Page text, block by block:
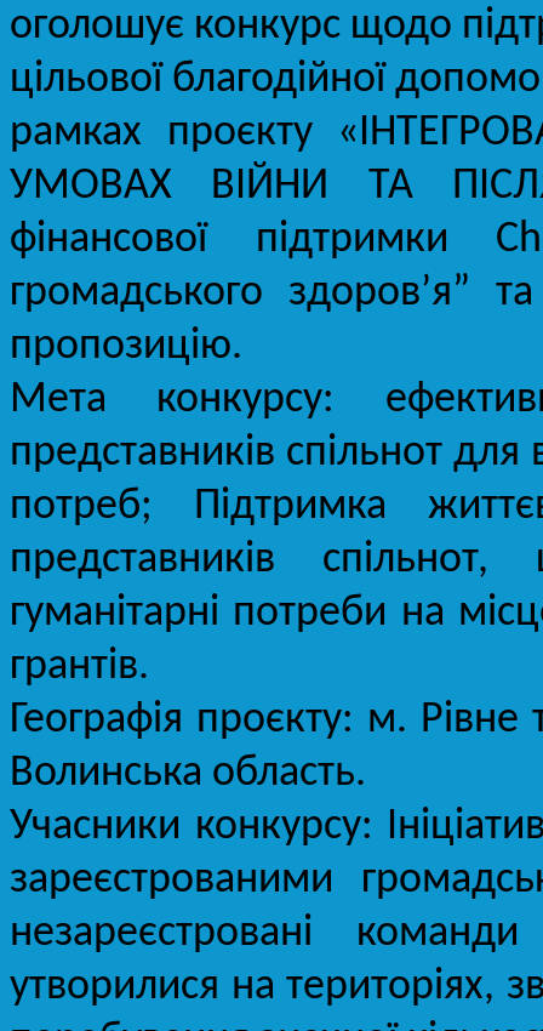
оголошує конкурс щодо
цільової благодійної
рамках проєкту
УМОВАХ ВІЙНИ ТА
фінансової
громадського здоров’я”
пропозицію.
Мета конкурсу:
представників спільнот
потреб; Підтримка
представників
гуманітарні потреби на
грантів.
Географія проєкту: м.
Волинська область.
Учасники конкурсу:
зареєстрованими
незареєстровані
утворилися на територіях,